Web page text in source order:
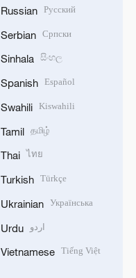
Russian Русский
Serbian Српски
Sinhala සිංහල
Spanish Español
Swahili Kiswahili
Tamil தமிழ்
Thai ไทย
Turkish Türkçe
Ukrainian Українська
Urdu اردو
Vietnamese Tiếng Việt